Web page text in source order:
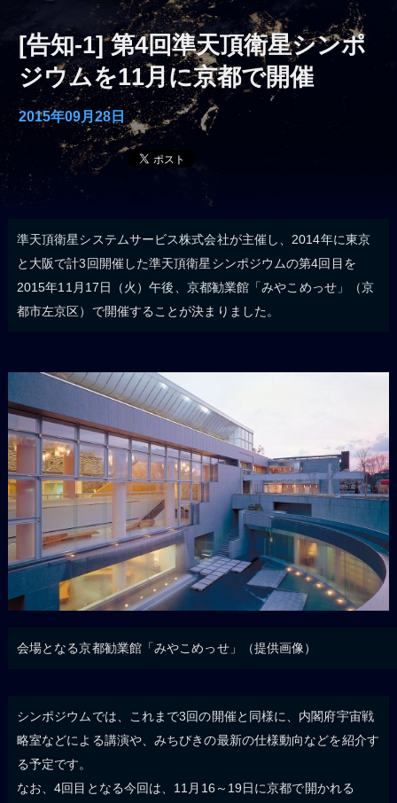
[告知-1] 第4回準天頂衛星シンポ
ジウムを11月に京都で開催
2015年09月28日
準天頂衛星システムサービス株式会社が主催し、2014年に東京
と大阪で計3回開催した準天頂衛星シンポジウムの第4回目を
2015年11月17日（火）午後、京都勧業館「みやこめっせ」（京
都市左京区）で開催することが決まりました。
会場となる京都勧業館「みやこめっせ」（提供画像）
シンポジウムでは、これまで3回の開催と同様に、内閣府宇宙戦
略室などによる講演や、みちびきの最新の仕様動向などを紹介す
る予定です。
なお、4回目となる今回は、11月16～19日に京都で開かれる